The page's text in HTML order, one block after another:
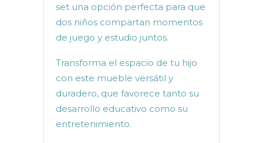
set una opción perfecta para que
dos niños compartan momentos
de juego y estudio juntos.
Transforma el espacio de tu hijo
con este mueble versátil y
duradero, que favorece tanto su
desarrollo educativo como su
entretenimiento.